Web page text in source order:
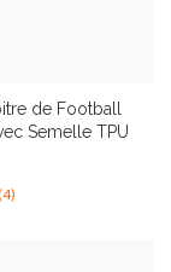
de Football
Semelle TPU